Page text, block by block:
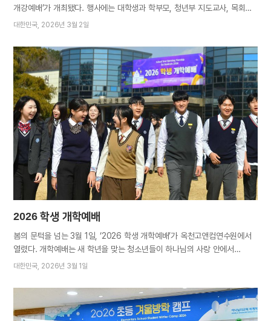
개강예배’가 개최됐다. 행사에는 대학생과 학부모, 청년부 지도교사, 목회자
등 약 9천 명이 참석했다. 1부 예배에서 어머니께서는 대학생들이 꿈을
축복하셨다. 선교와 봉사 등으로 알찬 방학을 보낸 대학생들을 격려하시며
“무엇이든 믿음을 가지고 계획하면 전능하신 아버지께서 이루어주실 것이다.
새벽이슬 청년, 예언의 인물들로서 굳건한 믿음을 가지고 세상을 희망으로
선도하자”고 말씀하셨다. 총회장 김주철 목사는 청년들의 무한한 가능성을
강조하며 큰 꿈을 갖자고 역설했다. “막연한 미래로 인한 두려움과 망설임을
이겨내고 한 번뿐인 청춘을 보람되게 보내길 바란다”며 “언제나 바른길로
이끄시는 하나님을 의지해 각자에게 내재한 능력을 마음껏 발산하자”고
응원했다(마 28장 18~20절, 시 110편 1~3절, 사 41장 10~11절). 2부
시상식에서는 IUBA(International University student Bible
Academy, 국제 대학생 성경 아카데미) 성적 우수자, 아세즈(ASEZ,…
대한민국 2026년 3월 2일
2026 학생 개학예배
봄의 문턱을 넘는 3월 1일, ‘2026 학생 개학예배’가 옥천고앤컴연수원에서
열렸다. 개학예배는 새 학년을 맞는 청소년들이 하나님의 사랑 안에서
긍정적인 에너지를 충전하며, 꿈과 목표를 갖고 삶의 방향을 올바르게
학부모, 학생부 지도교사, 목회자까지 약 1만 1천 명이 참석했다. 시작을 앞둔
학생들의 설렘과 기대가 함박웃음에 고스란히 묻어났다. 본격적인 행사 전,
연수원 본관 앞에는 간식 부스가 운영됐다. 인근 지역 성도들이 정성껏
대한민국 2026년 3월 1일